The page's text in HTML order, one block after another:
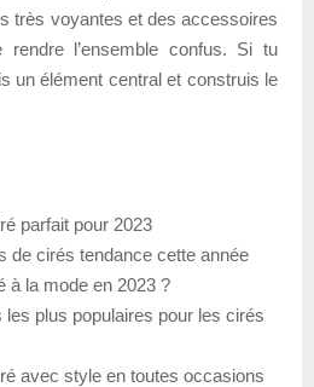
très voyantes et des accessoires
rendre l’ensemble confus. Si tu
un élément central et construis le
parfait pour 2023
de cirés tendance cette année
à la mode en 2023 ?
plus populaires pour les cirés
avec style en toutes occasions